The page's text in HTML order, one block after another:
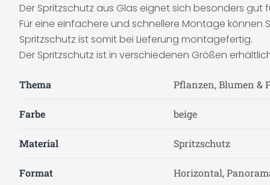
Der Spritzschutz aus Glas eignet sich besonders gut
Für eine einfachere und schnellere Montage
Spritzschutz ist somit bei Lieferung montagefertig.
Der Spritzschutz ist in verschiedenen Größen
Thema Pflanzen, Blumen &
Farbe beige
Material Spritzschutz
Format Horizontal,